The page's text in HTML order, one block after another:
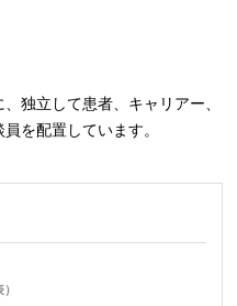
独立して患者、キャリアー、
を配置しています。